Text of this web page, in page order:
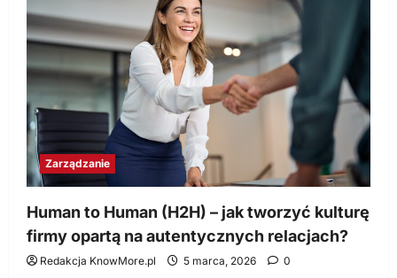
Zarządzanie
Human to Human (H2H) – jak tworzyć kulturę
firmy opartą na autentycznych relacjach?
Redakcja KnowMore.pl 5 marca, 2026 0